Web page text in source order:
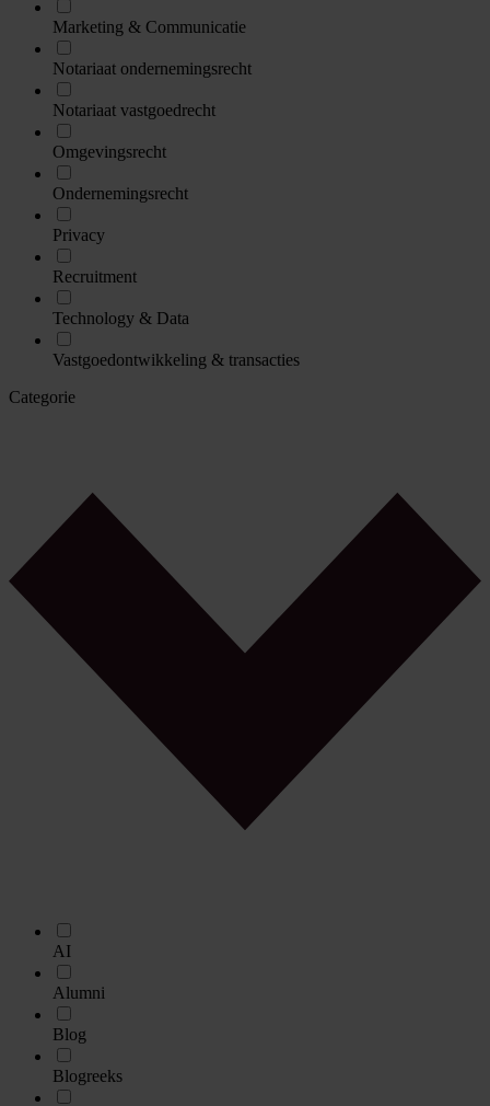
Marketing & Communicatie
Notariaat ondernemingsrecht
Notariaat vastgoedrecht
Omgevingsrecht
Ondernemingsrecht
Privacy
Recruitment
Technology & Data
Vastgoedontwikkeling & transacties
Categorie
AI
Alumni
Blog
Blogreeks